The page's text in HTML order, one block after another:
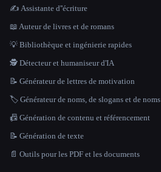
✍️ Assistante d''écriture
📖 Auteur de livres et de romans
💡 Bibliothèque et ingénierie rapides
🕵️ Détecteur et humaniseur d'IA
📝 Générateur de lettres de motivation
🏷️ Générateur de noms, de slogans et de noms
📠 Génération de contenu et référencement
📝 Génération de texte
📄 Outils pour les PDF et les documents